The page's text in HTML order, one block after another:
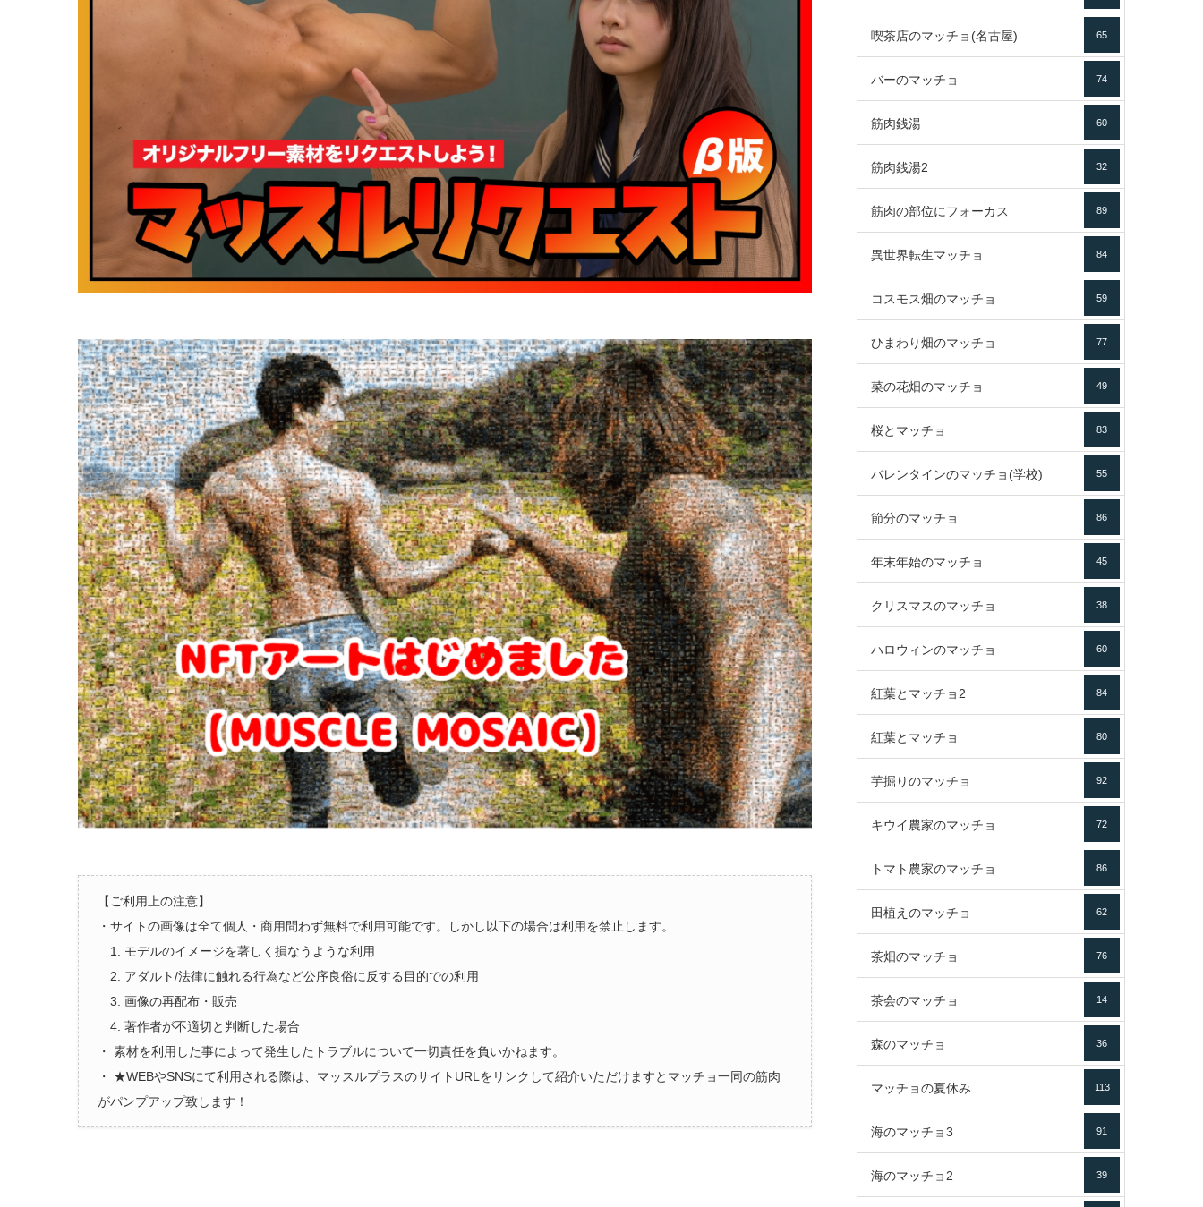
【ご利用上の注意】
・サイトの画像は全て個人・商用問わず無料で利用可能です。しかし以下の場合は利用を禁止します。
1. モデルのイメージを著しく損なうような利用
2. アダルト/法律に触れる行為など公序良俗に反する目的での利用
3. 画像の再配布・販売
4. 著作者が不適切と判断した場合
・ 素材を利用した事によって発生したトラブルについて一切責任を負いかねます。
・ ★WEBやSNSにて利用される際は、マッスルプラスのサイトURLをリンクして紹介いただけますとマッチョ一同の筋肉
がパンプアップ致します！
喫茶店のマッチョ(名古屋) 65
バーのマッチョ 74
筋肉銭湯 60
筋肉銭湯2 32
筋肉の部位にフォーカス 89
異世界転生マッチョ 84
コスモス畑のマッチョ 59
ひまわり畑のマッチョ 77
菜の花畑のマッチョ 49
桜とマッチョ 83
バレンタインのマッチョ(学校) 55
節分のマッチョ 86
年末年始のマッチョ 45
クリスマスのマッチョ 38
ハロウィンのマッチョ 60
紅葉とマッチョ2 84
紅葉とマッチョ 80
芋掘りのマッチョ 92
キウイ農家のマッチョ 72
トマト農家のマッチョ 86
田植えのマッチョ 62
茶畑のマッチョ 76
茶会のマッチョ 14
森のマッチョ 36
マッチョの夏休み 113
海のマッチョ3 91
海のマッチョ2 39